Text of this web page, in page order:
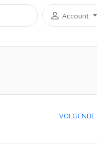
Account
VOLGENDE